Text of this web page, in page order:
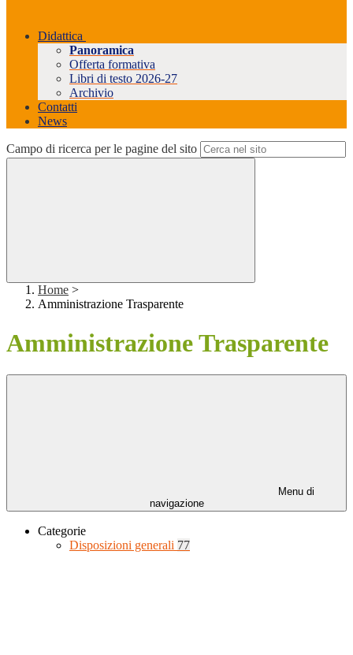
Didattica
Panoramica
Offerta formativa
Libri di testo 2026-27
Archivio
Contatti
News
Campo di ricerca per le pagine del sito
Home >
Amministrazione Trasparente
Amministrazione Trasparente
Menu di
navigazione
Categorie
Disposizioni generali 77